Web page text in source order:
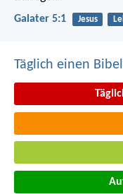
Galater 5:1 Jesus
Täglich einen